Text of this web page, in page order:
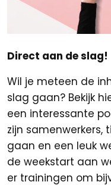
Direct aan de slag!
Wil je meteen de
slag gaan? Bekijk
een interessante
zijn samenwerkers,
gaan en een leuk
de weekstart aan
er trainingen om